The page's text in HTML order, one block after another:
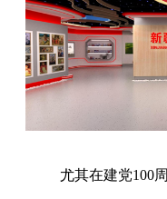
尤其在建党100